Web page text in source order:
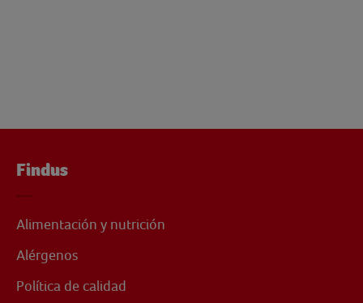
Findus
Alimentación y nutrición
Alérgenos
Política de calidad